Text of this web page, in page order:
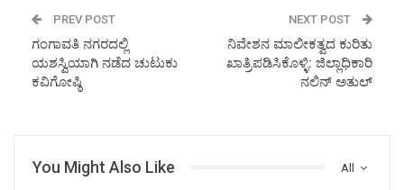
PREV POST
ಗಂಗಾವತಿ ನಗರದಲ್ಲಿ
ಯಶಸ್ವಿಯಾಗಿ ನಡೆದ ಚುಟುಕು
ಕವಿಗೋಷ್ಠಿ
NEXT POST
ನಿವೇಶನ ಮಾಲೀಕತ್ವದ ಕುರಿತು
ಖಾತ್ರಿಪಡಿಸಿಕೊಳ್ಳಿ: ಜಿಲ್ಲಾಧಿಕಾರಿ
ನಲಿನ್ ಅತುಲ್
All
You Might Also Like